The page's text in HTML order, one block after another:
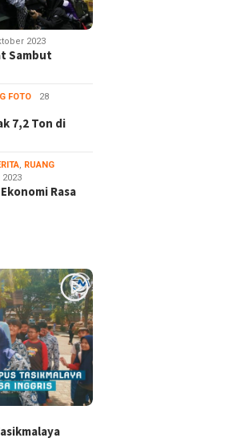
2023
Sambut
FOTO
28
7,2 Ton di
, RUANG
Rasa